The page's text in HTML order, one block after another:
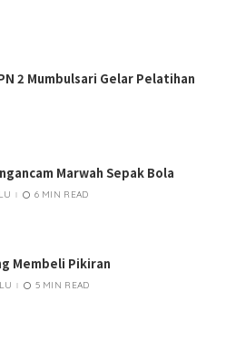
2 Mumbulsari Gelar Pelatihan
Marwah Sepak Bola
6 MIN READ
Membeli Pikiran
5 MIN READ